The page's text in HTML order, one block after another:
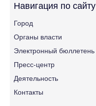
Навигация по сайту
Город
Органы власти
Электронный бюллетень
Пресс-центр
Деятельность
Контакты